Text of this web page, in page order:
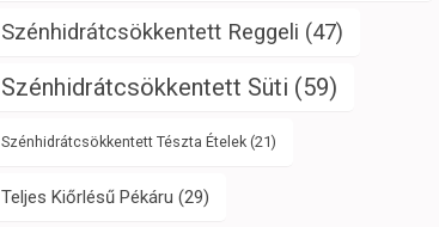
Szénhidrátcsökkentett Reggeli (47)
Szénhidrátcsökkentett Süti (59)
Szénhidrátcsökkentett Tészta Ételek(21)
Teljes Kiőrlésű Pékáru (29)